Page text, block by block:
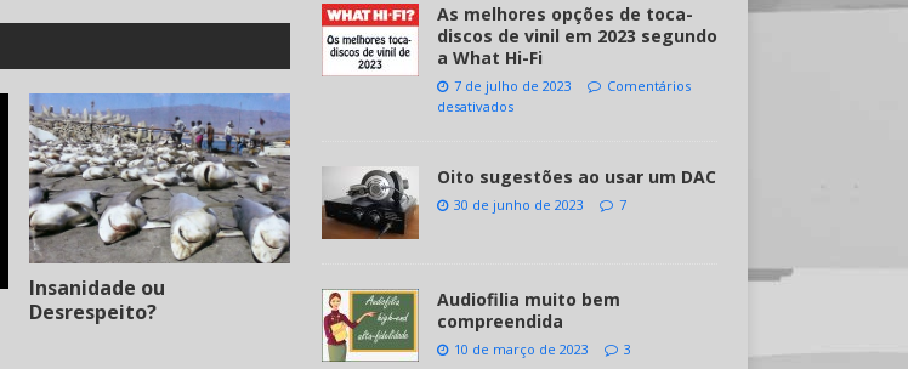
Insanidade ou
Desrespeito?
As melhores opções de toca-
discos de vinil em 2023 segundo
a What Hi-Fi
7 de julho de 2023
Comentários
desativados
Oito sugestões ao usar um DAC
30 de junho de 2023 7
Audiofilia muito bem
compreendida
10 de março de 2023 3